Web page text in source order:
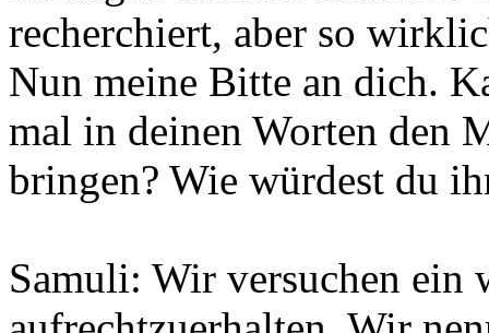
recherchiert, aber so
Nun meine Bitte an dich.
mal in deinen Worten den
bringen? Wie würdest du
Samuli: Wir versuchen ein